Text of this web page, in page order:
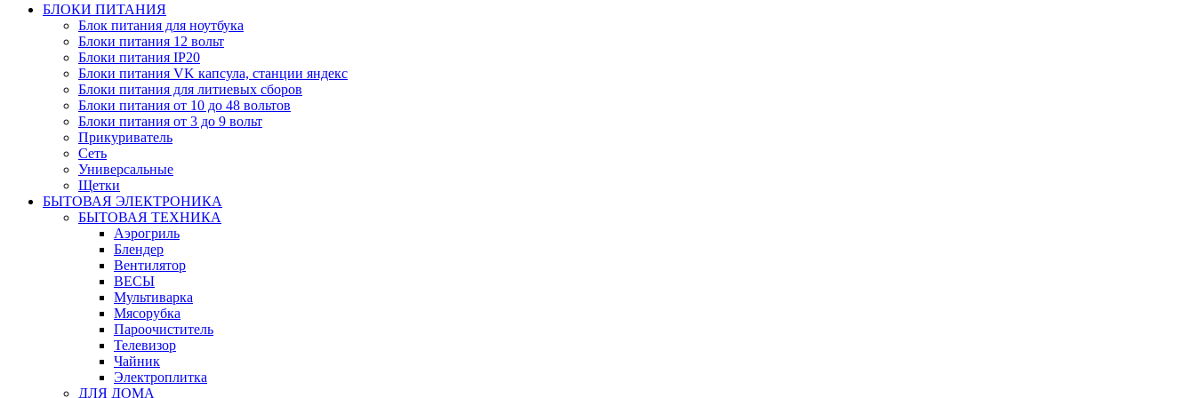
БЛОКИ ПИТАНИЯ
Блок питания для ноутбука
Блоки питания 12 вольт
Блоки питания IP20
Блоки питания VK капсула, станции яндекс
Блоки питания для литиевых сборов
Блоки питания от 10 до 48 вольтов
Блоки питания от 3 до 9 вольт
Прикуриватель
Сеть
Универсальные
Щетки
БЫТОВАЯ ЭЛЕКТРОНИКА
БЫТОВАЯ ТЕХНИКА
Аэрогриль
Блендер
Вентилятор
ВЕСЫ
Мультиварка
Мясорубка
Пароочиститель
Телевизор
Чайник
Электроплитка
ДЛЯ ДОМА